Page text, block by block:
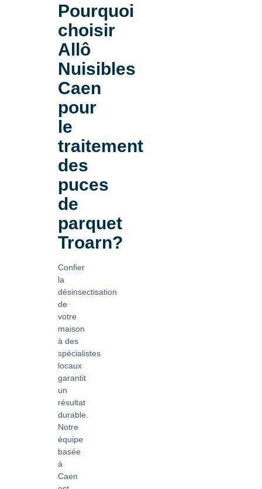
Pourquoi
choisir
Allô
Nuisibles
Caen
pour
le
traitement
des
puces
de
parquet
Troarn?
Confier
la
désinsectisation
de
votre
maison
à des
spécialistes
locaux
garantit
un
résultat
durable.
Notre
équipe
basée
à
Caen